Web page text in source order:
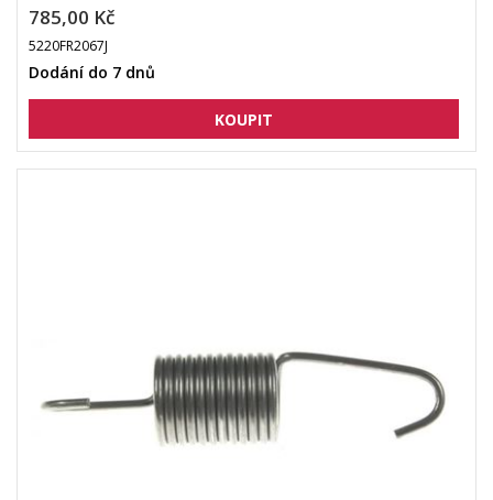
785,00 Kč
5220FR2067J
Dodání do 7 dnů